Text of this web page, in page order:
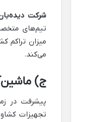
شرکت
تیم‌های
میزان تراکم
می‌کند.
ج)
پیشرفت در
تجهیزات